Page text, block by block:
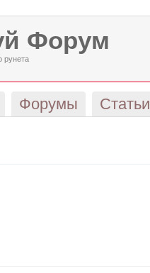
Форум
рунета
Форумы Статьи